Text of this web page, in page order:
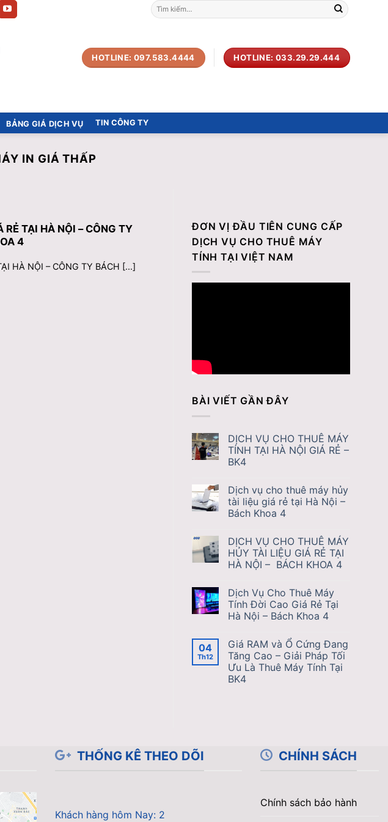
Tìm
kiếm:
HOTLINE: 097.583.4444 HOTLINE: 033.29.29.444
BẢNG GIÁ DỊCH VỤ TIN CÔNG TY
IN GIÁ THẤP
RẺ TẠI HÀ NỘI – CÔNG TY
4
HÀ NỘI – CÔNG TY BÁCH [...]
ĐƠN VỊ ĐẦU TIÊN CUNG CẤP
DỊCH VỤ CHO THUÊ MÁY
TÍNH TẠI VIỆT NAM
BÀI VIẾT GẦN ĐÂY
DỊCH VỤ CHO THUÊ MÁY
TÍNH TẠI HÀ NỘI GIÁ RẺ –
BK4
Dịch vụ cho thuê máy hủy
tài liệu giá rẻ tại Hà Nội –
Bách Khoa 4
DỊCH VỤ CHO THUÊ MÁY
HỦY TÀI LIỆU GIÁ RẺ TẠI
HÀ NỘI – BÁCH KHOA 4
Dịch Vụ Cho Thuê Máy
Tính Đời Cao Giá Rẻ Tại
Hà Nội – Bách Khoa 4
04
Th12
Giá RAM và Ổ Cứng Đang
Tăng Cao – Giải Pháp Tối
Ưu Là Thuê Máy Tính Tại
BK4
THỐNG KÊ THEO DÕI
Khách hàng hôm Nay: 2
CHÍNH SÁCH
Chính sách bảo hành